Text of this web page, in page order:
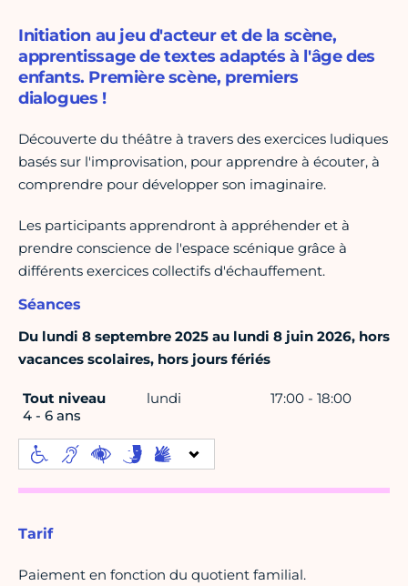
Initiation au jeu d'acteur et de la scène,
apprentissage de textes adaptés à l'âge des
enfants. Première scène, premiers
dialogues !
Découverte du théâtre à travers des exercices ludiques
basés sur l'improvisation, pour apprendre à écouter, à
comprendre pour développer son imaginaire.
Les participants apprendront à appréhender et à
prendre conscience de l'espace scénique grâce à
différents exercices collectifs d'échauffement.
Séances
Du lundi 8 septembre 2025 au lundi 8 juin 2026, hors
vacances scolaires, hors jours fériés
Tout niveau
4 - 6 ans
lundi 17:00 - 18:00
Tarif
Paiement en fonction du quotient familial.